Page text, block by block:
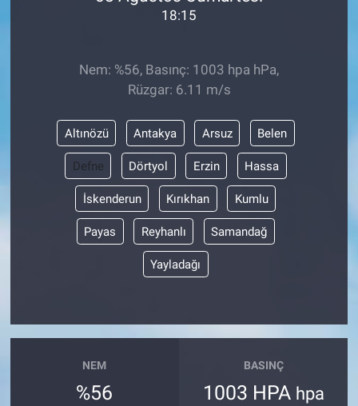
18:15
Nem: %56, Basınç: 1003 hpa hPa,
Rüzgar: 6.11 m/s
Altınözü Antakya Arsuz Belen
Defne Dörtyol Erzin Hassa
İskenderun Kırıkhan Kumlu
Payas Reyhanlı Samandağ
Yayladağı
NEM
%56
BASINÇ
1003 HPA hpa